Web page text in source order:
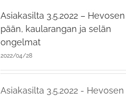
Asiakasilta 3.5.2022 – Hevosen
pään, kaularangan ja selän
ongelmat
2022/04/28
Asiakasilta 3.5.2022 - Hevosen